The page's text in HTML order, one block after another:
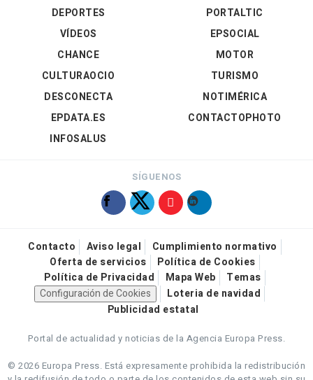
DEPORTES
VÍDEOS
PORTALTIC
EPSOCIAL
CHANCE
CULTURAOCIO
DESCONECTA
EPDATA.ES
INFOSALUS
MOTOR
TURISMO
NOTIMÉRICA
CONTACTOPHOTO
SÍGUENOS
Contacto Aviso legal
Cumplimiento normativo
Oferta de servicios
Política de Cookies
Política de Privacidad
Mapa Web
Temas
Configuración de Cookies
Loteria de navidad
Publicidad estatal
Portal de actualidad y noticias de la Agencia Europa Press.
© 2026 Europa Press. Está expresamente prohibida la redistribución